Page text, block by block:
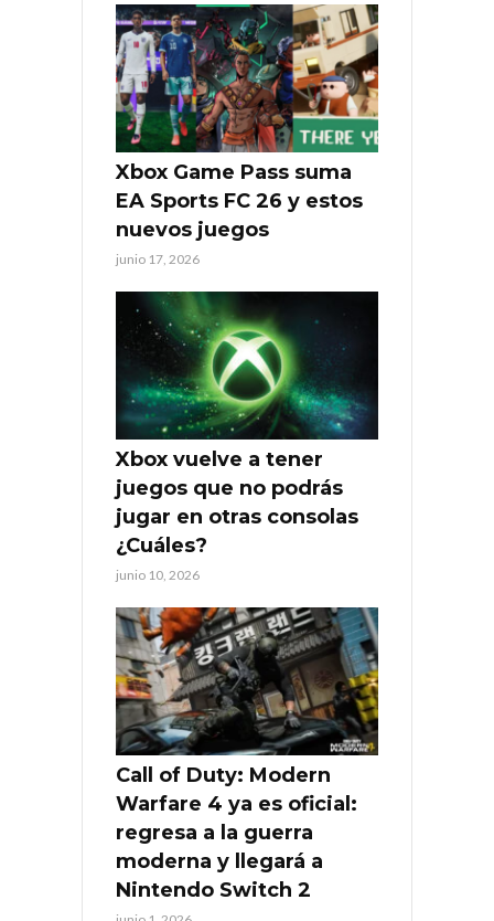
Xbox Game Pass suma
EA Sports FC 26 y estos
nuevos juegos
junio 17, 2026
Xbox vuelve a tener
juegos que no podrás
jugar en otras consolas
¿Cuáles?
junio 10, 2026
Call of Duty: Modern
Warfare 4 ya es oficial:
regresa a la guerra
moderna y llegará a
Nintendo Switch 2